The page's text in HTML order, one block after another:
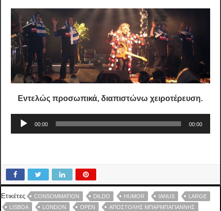
Εντελώς προσωπικά, διαπιστώνω χειροτέρευση.
Πρόγραμμα
Αναπαραγωγής
00:00 00:00
Ετικέτες CONSOMMATION DILDO HUMOR IANUS
LARGE
LISBOA
LONDON OPEN
ΑΠΟΣΤΟΛΗΣ ΜΠΑΡΜΠΑΓΙΑΝΝΗΣ